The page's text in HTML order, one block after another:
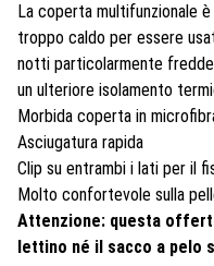
La coperta multifunzionale
troppo caldo per essere
notti particolarmente
un ulteriore isolamento
Morbida coperta in
Asciugatura rapida
Clip su entrambi i lati per il
Molto confortevole sulla
Attenzione: questa
lettino né il sacco a pelo